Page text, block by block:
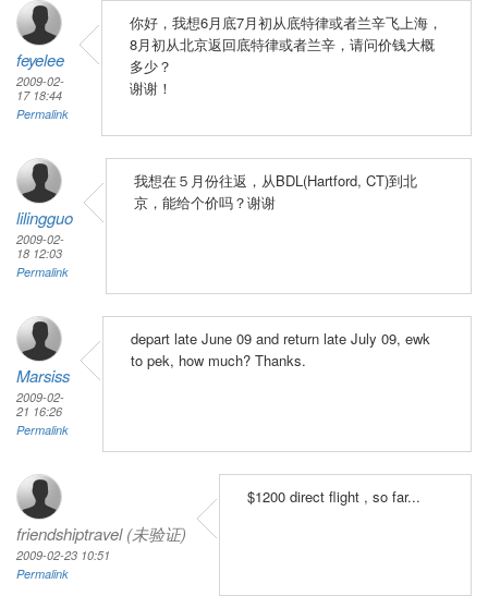
feyelee
2009-02-
17 18:44
Permalink
你好，我想6月底7月初从底特律或者兰辛飞上海，
8月初从北京返回底特律或者兰辛，请问价钱大概
多少？
谢谢！
lilingguo
2009-02-
18 12:03
Permalink
我想在５月份往返，从BDL(Hartford, CT)到北
京，能给个价吗？谢谢
Marsiss
2009-02-
21 16:26
Permalink
depart late June 09 and return late July 09, ewk
to pek, how much? Thanks.
friendshiptravel (未验证)
2009-02-23 10:51
Permalink
$1200 direct flight , so far...